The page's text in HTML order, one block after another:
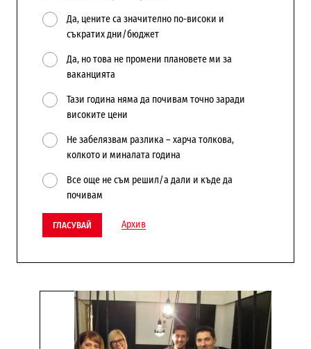
Да, цените са значително по-високи и
съкратих дни/бюджет
Да, но това не промени плановете ми за
ваканцията
Тази година няма да почивам точно заради
високите цени
Не забелязвам разлика – харча толкова,
колкото и миналата година
Все още не съм решил/а дали и къде да
почивам
ГЛАСУВАЙ Архив